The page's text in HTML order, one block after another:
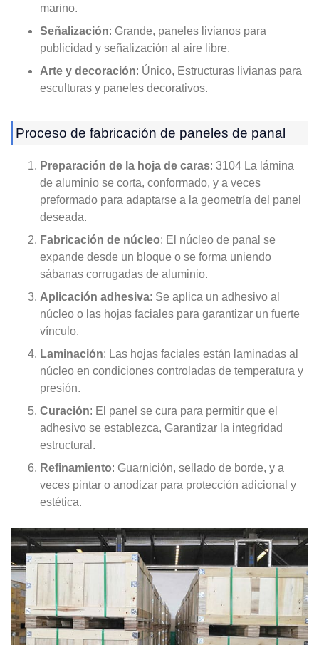
marino.
Señalización: Grande, paneles livianos para
publicidad y señalización al aire libre.
Arte y decoración: Único, Estructuras livianas para
esculturas y paneles decorativos.
Proceso de fabricación de paneles de panal
Preparación de la hoja de caras: 3104 La lámina
de aluminio se corta, conformado, y a veces
preformado para adaptarse a la geometría del panel
deseada.
Fabricación de núcleo: El núcleo de panal se
expande desde un bloque o se forma uniendo
sábanas corrugadas de aluminio.
Aplicación adhesiva: Se aplica un adhesivo al
núcleo o las hojas faciales para garantizar un fuerte
vínculo.
Laminación: Las hojas faciales están laminadas al
núcleo en condiciones controladas de temperatura y
presión.
Curación: El panel se cura para permitir que el
adhesivo se establezca, Garantizar la integridad
estructural.
Refinamiento: Guarnición, sellado de borde, y a
veces pintar o anodizar para protección adicional y
estética.